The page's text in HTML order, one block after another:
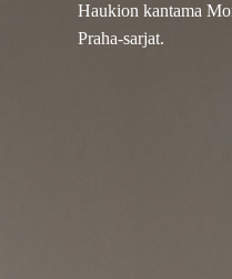
Haukion kantama
Praha-sarjat.